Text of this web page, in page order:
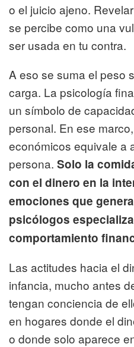
o el juicio ajeno.
se percibe como una
ser usada en tu contra.
A eso se suma el peso
carga. La psicología
un símbolo de
personal. En ese
económicos equivale a
persona. Solo la
con el dinero en la
emociones que
psicólogos
comportamiento
Las actitudes hacia el
infancia, mucho antes
tengan conciencia de
en hogares donde el
o donde solo aparece